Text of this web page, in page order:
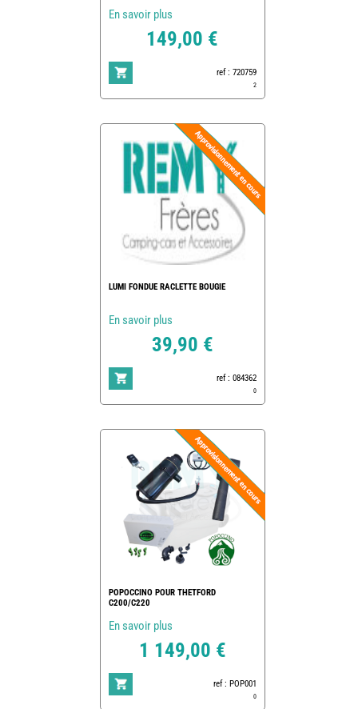
En savoir plus
149,00 €
ref : 720759
2
LUMI FONDUE RACLETTE BOUGIE
En savoir plus
39,90 €
ref : 084362
0
POPOCCINO POUR THETFORD
C200/C220
En savoir plus
1 149,00 €
ref : POP001
0